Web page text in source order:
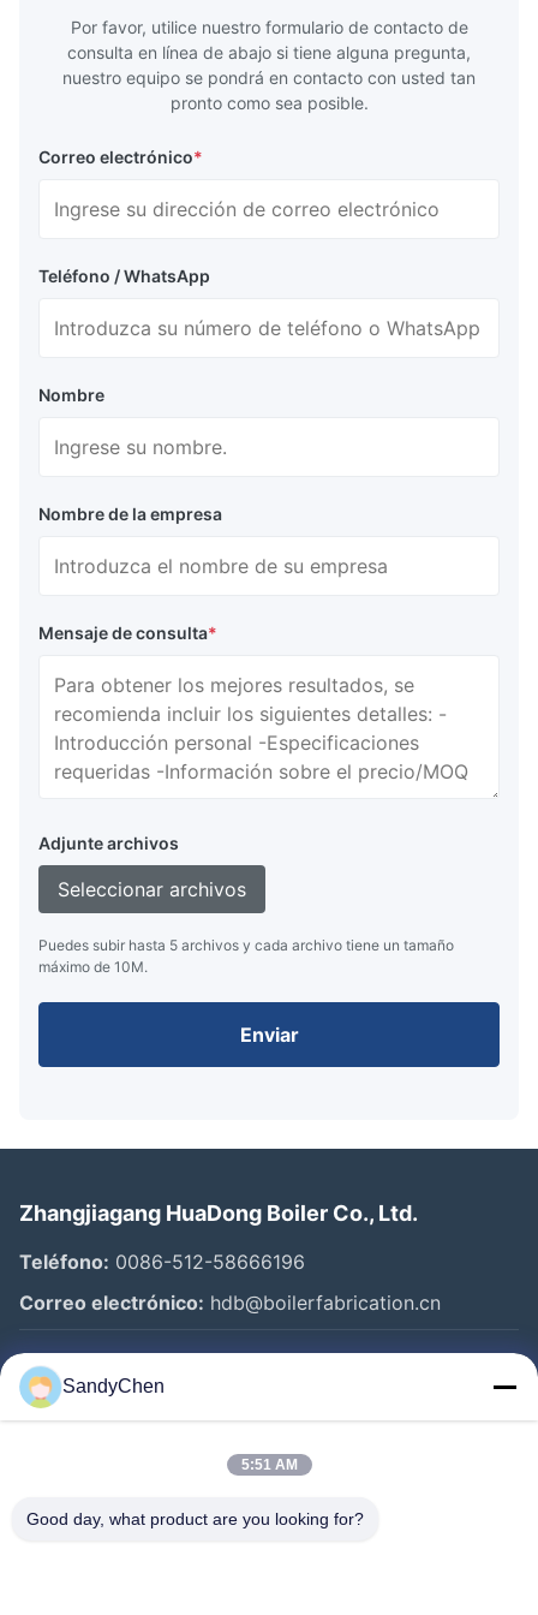
Por favor, utilice nuestro formulario de contacto de
consulta en línea de abajo si tiene alguna pregunta,
nuestro equipo se pondrá en contacto con usted tan
pronto como sea posible.
Correo electrónico*
Teléfono / WhatsApp
Nombre
Nombre de la empresa
Mensaje de consulta*
Adjunte archivos
Seleccionar archivos
Puedes subir hasta 5 archivos y cada archivo tiene un tamaño
máximo de 10M.
Enviar
Zhangjiagang HuaDong Boiler Co., Ltd.
Teléfono: 0086-512-58666196
Correo electrónico: hdb@boilerfabrication.cn
Enlaces Rápidos
Vídeos
SandyChen
5:51 AM
Good day, what product are you looking for?